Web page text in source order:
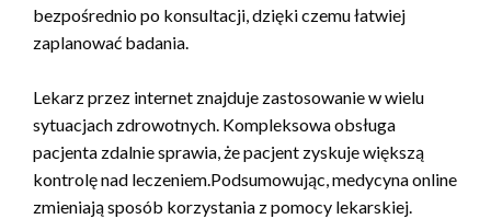
bezpośrednio po konsultacji, dzięki czemu łatwiej
zaplanować badania.
Lekarz przez internet znajduje zastosowanie w wielu
sytuacjach zdrowotnych. Kompleksowa obsługa
pacjenta zdalnie sprawia, że pacjent zyskuje większą
kontrolę nad leczeniem.Podsumowując, medycyna online
zmieniają sposób korzystania z pomocy lekarskiej.